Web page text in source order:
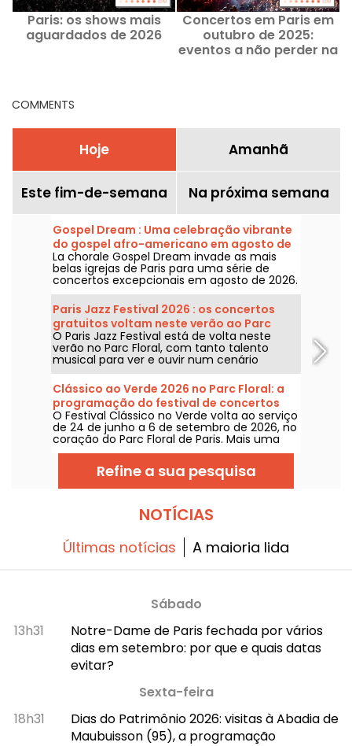
Paris: os shows mais
aguardados de 2026
Concertos em Paris em
outubro de 2025:
eventos a não perder na
COMMENTS
Hoje Amanhã
Este fim-de-semana Na próxima semana
Gospel Dream : Uma celebração vibrante
do gospel afro-americano em agosto de
2026 em Paris
La chorale Gospel Dream invade as mais
belas igrejas de Paris para uma série de
concertos excepcionais em agosto de 2026.
Uma experiência musical única que celebra
a esperança, a união e a resiliência através
dos cantos autênticos da Igreja Afro-
Americana.
Paris Jazz Festival 2026 : os concertos
gratuitos voltam neste verão ao Parc
Floral, a programação
O Paris Jazz Festival está de volta neste
verão no Parc Floral, com tanto talento
musical para ver e ouvir num cenário
bucolico. Aqui está a programação dos
concertos gratuitos para descobrir de 24 de
junho a 6 de setembro de 2026!
Clássico ao Verde 2026 no Parc Floral: a
programação do festival de concertos
gratuitos
O Festival Clássico no Verde volta ao serviço
de 24 de junho a 6 de setembro de 2026, no
coração do Parc Floral de Paris. Mais uma
vez, Classique au Vert convida os
melómanos e os leigos a entrarem no ritmo
certo e a aproveitarem bons momentos ao
lado de artistas consagrados e em
Refine a sua pesquisa
NOTÍCIAS
Últimas notícias A maioria lida
Sábado
13h31
Notre-Dame de Paris fechada por vários
dias em setembro: por que e quais datas
evitar?
Sexta-feira
18h31
Dias do Patrimônio 2026: visitas à Abadia de
Maubuisson (95), a programação